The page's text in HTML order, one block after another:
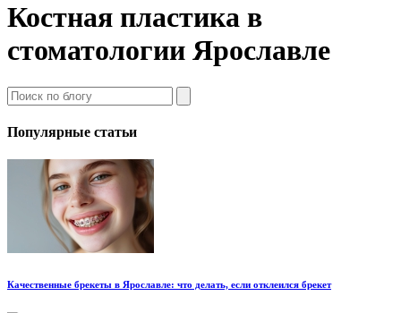
Костная пластика в
стоматологии Ярославле
Популярные статьи
Качественные брекеты в Ярославле: что делать, если отклеился брекет